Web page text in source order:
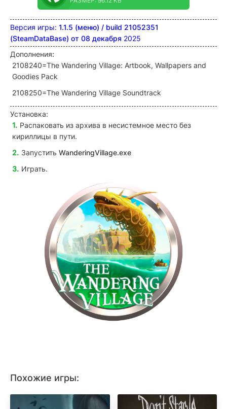
Версия игры: 1.1.5 (меню) / build 21052351
(SteamDataBase) от 08 декабря 2025
Дополнения:
2108240=The Wandering Village: Artbook, Wallpapers and
Goodies Pack
2108250=The Wandering Village Soundtrack
Установка:
Распаковать из архива в несистемное место без
кириллицы в пути.
Запустить WanderingVillage.exe
Играть.
Похожие игры: